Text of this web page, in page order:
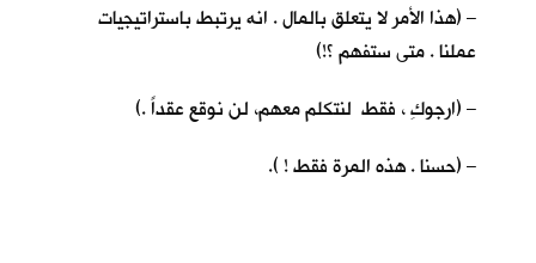
– (هذا الأمر لا يتعلق بالمال . انه يرتبط باستراتيجيات
عملنا . متى ستفهم ؟!)
– (ارجوكِ ، فقط لنتكلم معهم، لن نوقع عقداً .)
– (حسنا . هذه المرة فقط ! ).